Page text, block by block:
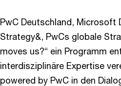
PwC Deutschland, Microsoft
Strategy&, PwCs globale
moves us?“ ein Programm
interdisziplinäre Expertise
powered by PwC in den